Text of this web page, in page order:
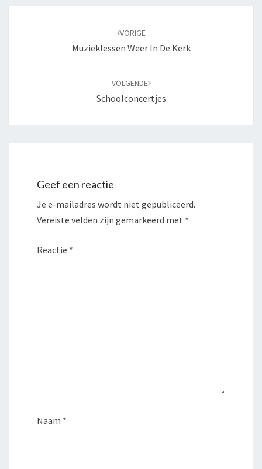
VORIGE
Muzieklessen Weer In De Kerk
VOLGENDE
Schoolconcertjes
Geef een reactie
Je e-mailadres wordt niet gepubliceerd.
Vereiste velden zijn gemarkeerd met *
Reactie *
Naam *